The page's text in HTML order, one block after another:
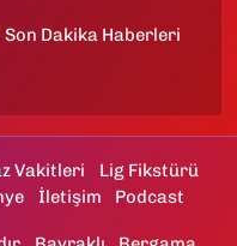
Son Dakika Haberleri
Vakitleri
Lig Fikstürü
İletişim Podcast